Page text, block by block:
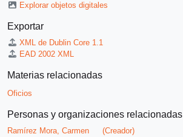
Explorar objetos digitales
Exportar
XML de Dublin Core 1.1
EAD 2002 XML
Materias relacionadas
Oficios
Personas y organizaciones relacionadas
Ramírez Mora, Carmen
(Creador)